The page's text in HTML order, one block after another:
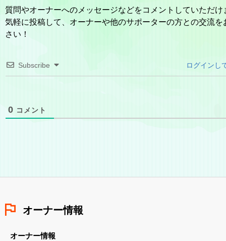
質問やオーナーへのメッセージなどをコメントしていただけ
気軽に投稿して、オーナーや他のサポーターの方との交流を
さい！
Subscribe ログインし
0 コメント
オーナー情報
オーナー情報